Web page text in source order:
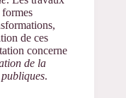
de ces
concerne
de la
.